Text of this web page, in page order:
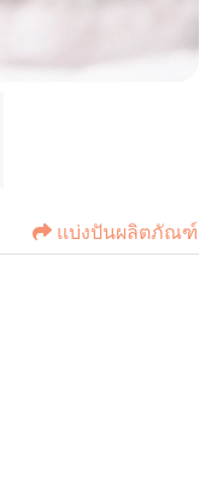
แบ่งปันผลิตภัณฑ์